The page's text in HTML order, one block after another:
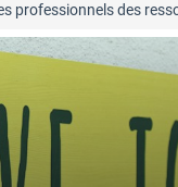
des